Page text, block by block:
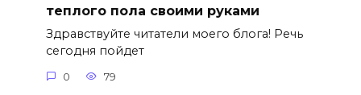
теплого пола своими руками
Здравствуйте читатели моего блога! Речь
сегодня пойдет
0 79